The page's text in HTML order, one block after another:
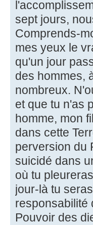
sept jours,
Comprends-
mes yeux le
qu'un jour
des hommes,
nombreux.
et que tu n'as
homme, mon
dans cette
perversion du
suicidé dans
où tu
jour-là tu
responsabilité
Pouvoir des